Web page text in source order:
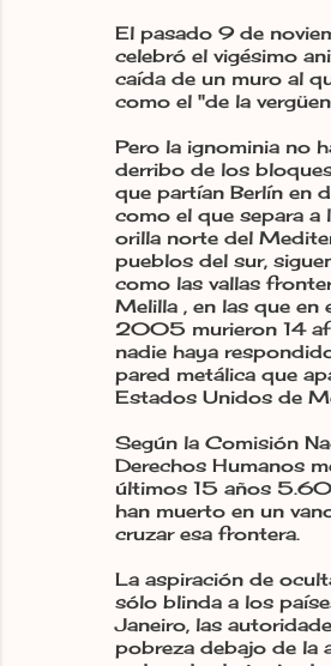
El pasado 9 de
celebró el vigésimo
caída de un muro al
como el "de la
Pero la ignominia no
derribo de los
que partían Berlín en
como el que separa a
orilla norte del
pueblos del sur,
como las vallas
Melilla , en las que en
2005 murieron 14
nadie haya
pared metálica que
Estados Unidos de
Según la Comisión
Derechos Humanos
últimos 15 años
han muerto en un
cruzar esa frontera.
La aspiración de
sólo blinda a los
Janeiro, las
pobreza debajo de la